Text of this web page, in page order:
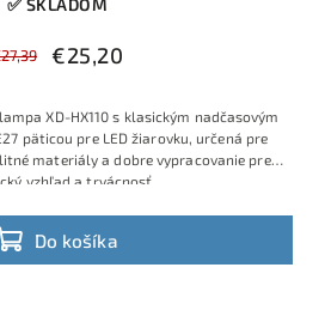
✅ SKLADOM
€25,20
Do košíka
XD-HX110 s klasickým nadčasovým
päticou pre LED žiarovku, určená pre
materiály a dobre vypracovanie pre
vzhľad a trvácnosť